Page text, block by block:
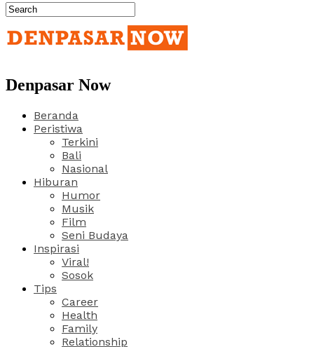
Denpasar Now
Beranda
Peristiwa
Terkini
Bali
Nasional
Hiburan
Humor
Musik
Film
Seni Budaya
Inspirasi
Viral!
Sosok
Tips
Career
Health
Family
Relationship